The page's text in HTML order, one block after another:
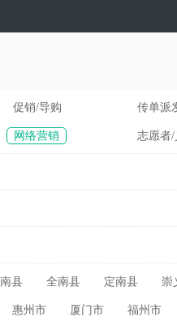
促销/导购 传单派
网络营销 志愿者/
县 全南县 定南县 崇
惠州市 厦门市 福州市